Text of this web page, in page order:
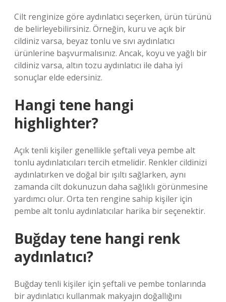
Cilt renginize göre aydınlatıcı seçerken, ürün türünü
de belirleyebilirsiniz. Örneğin, kuru ve açık bir
cildiniz varsa, beyaz tonlu ve sıvı aydınlatıcı
ürünlerine başvurmalısınız. Ancak, koyu ve yağlı bir
cildiniz varsa, altın tozu aydınlatıcı ile daha iyi
sonuçlar elde edersiniz.
Hangi tene hangi
highlighter?
Açık tenli kişiler genellikle şeftali veya pembe alt
tonlu aydınlatıcıları tercih etmelidir. Renkler cildinizi
aydınlatırken ve doğal bir ışıltı sağlarken, aynı
zamanda cilt dokunuzun daha sağlıklı görünmesine
yardımcı olur. Orta ten rengine sahip kişiler için
pembe alt tonlu aydınlatıcılar harika bir seçenektir.
Buğday tene hangi renk
aydınlatıcı?
Buğday tenli kişiler için şeftali ve pembe tonlarında
bir aydınlatıcı kullanmak makyajın doğallığını